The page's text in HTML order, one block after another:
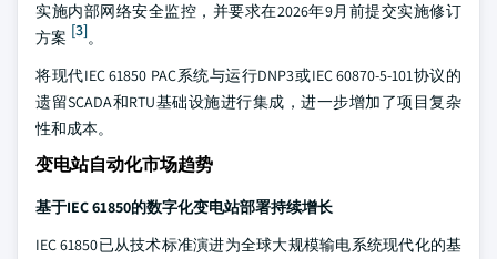
实施内部网络安全监控，并要求在2026年9月前提交实施修订
方案 [3]。
将现代IEC 61850 PAC系统与运行DNP3或IEC 60870-5-101协议的
遗留SCADA和RTU基础设施进行集成，进一步增加了项目复杂
性和成本。
变电站自动化市场趋势
基于IEC 61850的数字化变电站部署持续增长
IEC 61850已从技术标准演进为全球大规模输电系统现代化的基